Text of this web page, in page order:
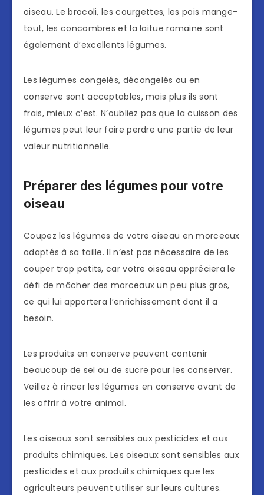
oiseau. Le brocoli, les courgettes, les pois mange-
tout, les concombres et la laitue romaine sont
également d’excellents légumes.
Les légumes congelés, décongelés ou en
conserve sont acceptables, mais plus ils sont
frais, mieux c’est. N’oubliez pas que la cuisson des
légumes peut leur faire perdre une partie de leur
valeur nutritionnelle.
Préparer des légumes pour votre
oiseau
Coupez les légumes de votre oiseau en morceaux
adaptés à sa taille. Il n’est pas nécessaire de les
couper trop petits, car votre oiseau appréciera le
défi de mâcher des morceaux un peu plus gros,
ce qui lui apportera l’enrichissement dont il a
besoin.
Les produits en conserve peuvent contenir
beaucoup de sel ou de sucre pour les conserver.
Veillez à rincer les légumes en conserve avant de
les offrir à votre animal.
Les oiseaux sont sensibles aux pesticides et aux
produits chimiques. Les oiseaux sont sensibles aux
pesticides et aux produits chimiques que les
agriculteurs peuvent utiliser sur leurs cultures.